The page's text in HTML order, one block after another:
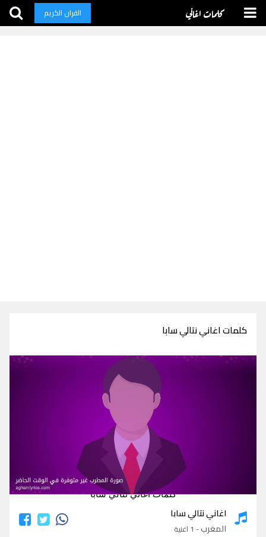
كلمات اغاني القران الكريم
كلمات اغاني نتالي سابا
كلمات اغاني نتالي سابا
اغاني نتالي سابا
المغرب- 1 اغنية